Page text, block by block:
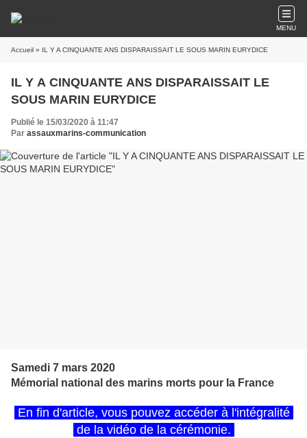
MENU
Accueil » IL Y A CINQUANTE ANS DISPARAISSAIT LE SOUS MARIN EURYDICE
IL Y A CINQUANTE ANS DISPARAISSAIT LE
SOUS MARIN EURYDICE
Publié le 15/03/2020 à 11:47
Par assauxmarins-communication
Samedi 7 mars 2020
Mémorial national des marins morts pour la France
En fin d'article, vous pouvez accéder à l'intégralité
de la vidéo de la cérémonie.